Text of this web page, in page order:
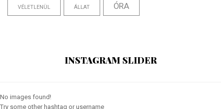
VÉLETLENÜL ÁLLAT ÓRA
INSTAGRAM SLIDER
No images found!
Try some other hashtag or username